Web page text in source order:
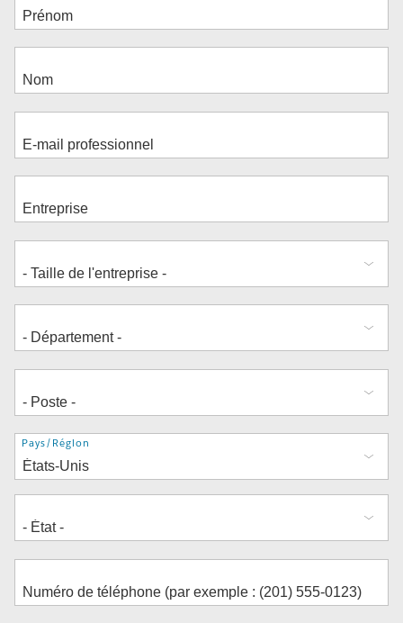
Adresse
Pays/Région